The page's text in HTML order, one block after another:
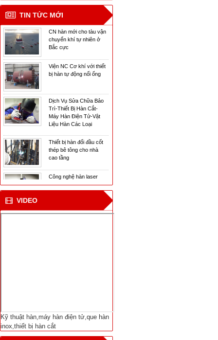
TIN TỨC MỚI
Bắc cực
Máy Hàn Điện Tử-Vật
Liệu Hàn Các Loại
cao tầng
Bắc cực
VIDEO
Kỹ thuật hàn,máy hàn điện tử,que hàn
inox,thiết bị hàn cắt